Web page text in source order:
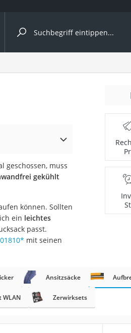
Kategorie
geschossen, muss
gekühlt
können. Sollten
ein leichtes
passt.
* mit seinen
Ansitzsäcke
WLAN Zerwirksets